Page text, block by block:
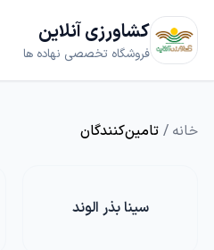
کشاورزی آنلاین
فروشگاه تخصصی نهاده ها
خانه / تامین‌کنندگان
سینا بذر الوند